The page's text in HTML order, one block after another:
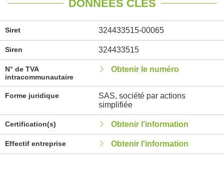
DONNÉES CLÉS
Siret 324433515-00065
Siren 324433515
N° de TVA
intracommunautaire
Obtenir le numéro
Forme juridique
SAS, société par actions
simplifiée
Certification(s) Obtenir l'information
Effectif entreprise Obtenir l'information